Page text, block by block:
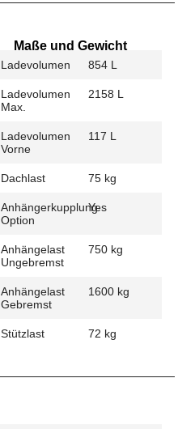
Maße und Gewicht
Ladevolumen 854 L
Ladevolumen
Max.
2158 L
Ladevolumen
Vorne
117 L
Dachlast 75 kg
Anhängerkupplung
Option
Yes
Anhängelast
Ungebremst
750 kg
Anhängelast
Gebremst
1600 kg
Stützlast 72 kg